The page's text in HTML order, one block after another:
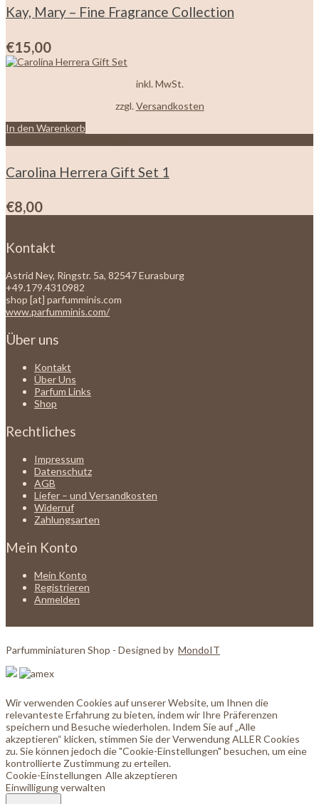
Kay, Mary – Fine Fragrance Collection
€15,00
inkl. MwSt.
zzgl. Versandkosten
In den Warenkorb
Carolina Herrera Gift Set 1
€8,00
Kontakt
Astrid Ney, Ringstr. 5a, 82547 Eurasburg
+49.179.4310982
shop [at] parfumminis.com
www.parfumminis.com/
Über uns
Kontakt
Über Uns
Parfum Links
Shop
Rechtliches
Impressum
Datenschutz
AGB
Liefer – und Versandkosten
Widerruf
Zahlungsarten
Mein Konto
Mein Konto
Registrieren
Anmelden
Parfumminiaturen Shop - Designed by MondoIT
Wir verwenden Cookies auf unserer Website, um Ihnen die
relevanteste Erfahrung zu bieten, indem wir Ihre Präferenzen
speichern und Besuche wiederholen. Indem Sie auf „Alle
akzeptieren“ klicken, stimmen Sie der Verwendung ALLER Cookies
zu. Sie können jedoch die "Cookie-Einstellungen" besuchen, um eine
kontrollierte Zustimmung zu erteilen.
Cookie-Einstellungen Alle akzeptieren
Einwilligung verwalten